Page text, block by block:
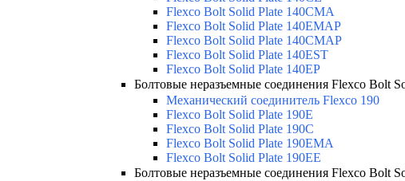
Flexco Bolt Solid Plate 140CMA
Flexco Bolt Solid Plate 140EMAP
Flexco Bolt Solid Plate 140CMAP
Flexco Bolt Solid Plate 140EST
Flexco Bolt Solid Plate 140EP
Болтовые неразъемные соединения Flexco Bolt
Механический соединитель Flexco 190
Flexco Bolt Solid Plate 190E
Flexco Bolt Solid Plate 190C
Flexco Bolt Solid Plate 190EMA
Flexco Bolt Solid Plate 190EE
Болтовые неразъемные соединения Flexco Bolt